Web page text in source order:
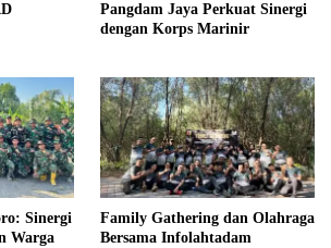
Pangdam Jaya Perkuat Sinergi
dengan Korps Marinir
Sinergi
Warga
Family Gathering dan Olahraga
Bersama Infolahtadam